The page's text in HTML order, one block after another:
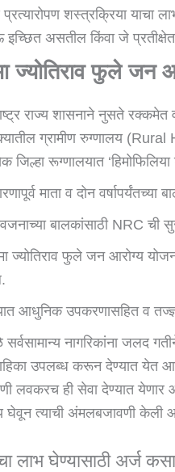
प्रत्यारोपण शस्त्रक्रिया याचा
इच्छित असतील किंवा जे
ज्योतिराव फुले जन
राज्य शासनाने नुसते
ग्रामीण रुग्णालय
जिल्हा रूग्णालयात
माता व दोन
बालकांसाठी NRC ची
ज्योतिराव फुले जन आरोग्य
आधुनिक उपकरणासहित व
सर्वसामान्य नागरिकांना जलद
उपलब्ध करून देण्यात येत
लवकरच ही सेवा देण्यात येणार
घेवून त्याची अंमलबजावणी केली
लाभ घेण्यासाठी अर्ज